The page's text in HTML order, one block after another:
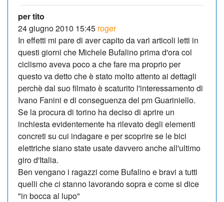
per tito
24 giugno 2010 15:45 roger
In effetti mi pare di aver capito da vari articoli letti in
questi giorni che Michele Bufalino prima d'ora col
ciclismo aveva poco a che fare ma proprio per
questo va detto che è stato molto attento ai dettagli
perchè dal suo filmato è scaturito l'interessamento di
Ivano Fanini e di conseguenza del pm Guariniello.
Se la procura di torino ha deciso di aprire un
inchiesta evidentemente ha rilevato degli elementi
concreti su cui indagare e per scoprire se le bici
elettriche siano state usate davvero anche all'ultimo
giro d'Italia.
Ben vengano i ragazzi come Bufalino e bravi a tutti
quelli che ci stanno lavorando sopra e come si dice
"in bocca al lupo"